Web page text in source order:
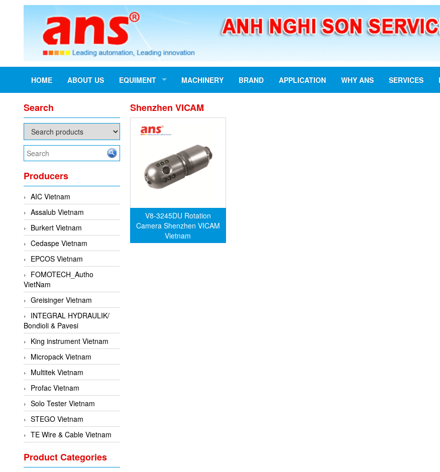
HOME ABOUT US EQUIMENT MACHINERY BRAND APPLICATION WHY ANS SERVICES
Search
Producers
AIC Vietnam
Assalub Vietnam
Burkert Vietnam
Cedaspe Vietnam
EPCOS Vietnam
FOMOTECH_Autho
VietNam
Greisinger Vietnam
INTEGRAL HYDRAULIK/
Bondioli & Pavesi
King instrument Vietnam
Micropack Vietnam
Multitek Vietnam
Profac Vietnam
Solo Tester Vietnam
STEGO Vietnam
TE Wire & Cable Vietnam
Woodward Vietnam
Product Categories
Shenzhen VICAM
V8-3245DU Rotation
Camera Shenzhen VICAM
Vietnam